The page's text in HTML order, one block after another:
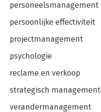
personeelsmanagement
persoonlijke effectiviteit
projectmanagement
psychologie
reclame en verkoop
strategisch management
verandermanagement